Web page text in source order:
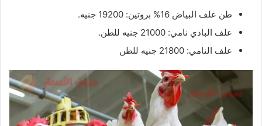
طن علف البياض 16% بروتين: 19200 جنيه.
علف البادي نامي: 21000 جنيه للطن.
علف النامي: 21800 جنيه للطن